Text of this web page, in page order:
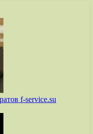
f-service.su